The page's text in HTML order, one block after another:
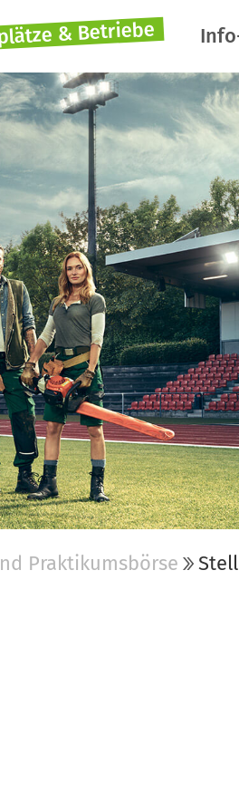
& Betriebe
Praktikumsbörse